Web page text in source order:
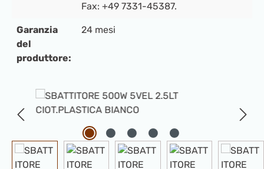
Salta la galleria di immagini
Fax: +49 7331-45387.
Garanzia
del
produttore:
24 mesi